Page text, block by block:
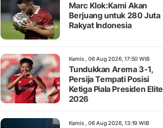
Marc Klok:Kami Akan
Berjuang untuk 280 Juta
Rakyat Indonesia
Kamis , 06 Aug 2026, 17:50 WIB
Tundukkan Arema 3-1,
Persija Tempati Posisi
Ketiga Piala Presiden Elite
2026
Kamis , 06 Aug 2026, 13:19 WIB